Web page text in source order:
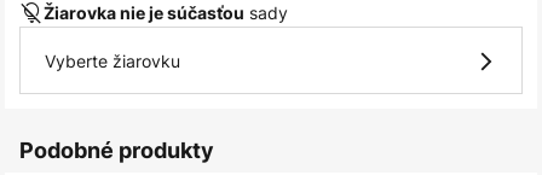
Žiarovka nie je súčasťou sady
Vyberte žiarovku
Podobné produkty